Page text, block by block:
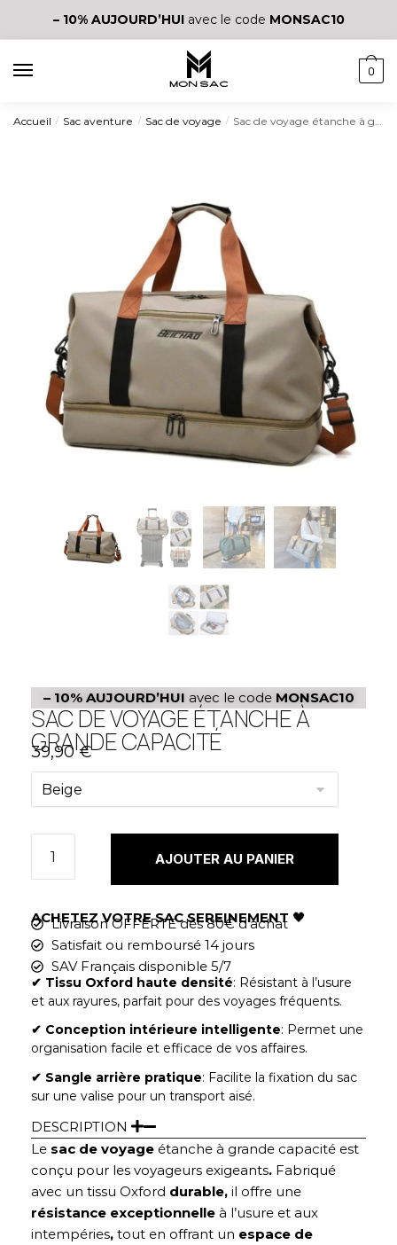
– 10% AUJOURD’HUIavec le code MONSAC10
0
Accueil / Sac aventure / Sac de voyage / Sac de voyage étanche à grande capacité
– 10% AUJOURD’HUI avec le code MONSAC10
SAC DE VOYAGE ÉTANCHE À
GRANDE CAPACITÉ
39,90€
AJOUTER AU PANIER
ACHETEZ VOTRE SAC SEREINEMENT 🖤
Livraison OFFERTE dès 80€ d'achat
Satisfait ou remboursé 14 jours
SAV Français disponible 5/7
✔︎ Tissu Oxford haute densité: Résistant à l’usure
et aux rayures, parfait pour des voyages fréquents.
✔︎ Conception intérieure intelligente: Permet une
organisation facile et efficace de vos affaires.
✔︎ Sangle arrière pratique: Facilite la fixation du sac
sur une valise pour un transport aisé.
DESCRIPTION
Le sac de voyage étanche à grande capacité est
conçu pour les voyageurs exigeants. Fabriqué
avec un tissu Oxford durable, il offre une
résistance exceptionnelle à l’usure et aux
intempéries, tout en offrant un espace de